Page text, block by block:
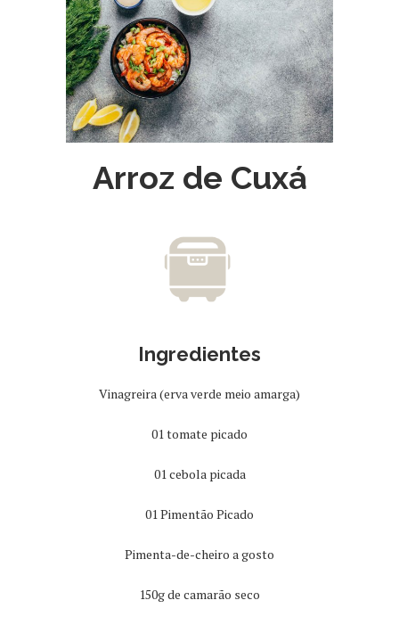
Arroz de Cuxá
Ingredientes
Vinagreira (erva verde meio amarga)
01 tomate picado
01 cebola picada
01 Pimentão Picado
Pimenta-de-cheiro a gosto
150g de camarão seco